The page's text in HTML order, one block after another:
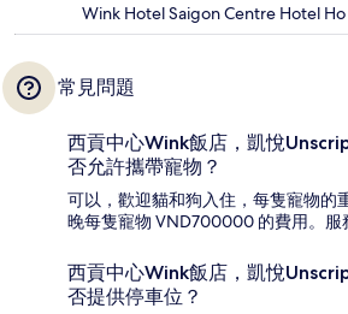
Wink Hotel Saigon Centre Hotel
常見問題
西貢中心Wink飯店，凱悅
否允許攜帶寵物？
可以，歡迎貓和狗入住，每隻寵物的
晚每隻寵物 VND700000 的費用。服
西貢中心Wink飯店，凱悅
否提供停車位？